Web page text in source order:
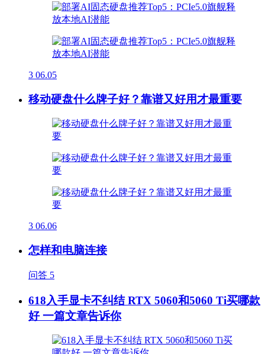
3 06.05
移动硬盘什么牌子好？靠谱又好用才最重要
3 06.06
怎样和电脑连接
问答 5
618入手显卡不纠结 RTX 5060和5060 Ti买哪款
好 一篇文章告诉你